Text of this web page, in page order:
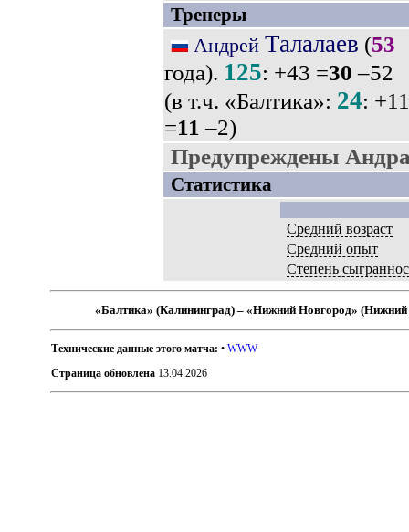
Тренеры
Андрей Талалаев (53
года). 125: +43 =30 –52
(в т.ч. «Балтика»: 24: +11
=11 –2)
Предупреждены
Статистика
Средний возраст
Средний опыт
Степень
«Балтика» (Калининград) – «Нижний Новгород»
Технические данные этого матча: •WWW
Страница обновлена 13.04.2026